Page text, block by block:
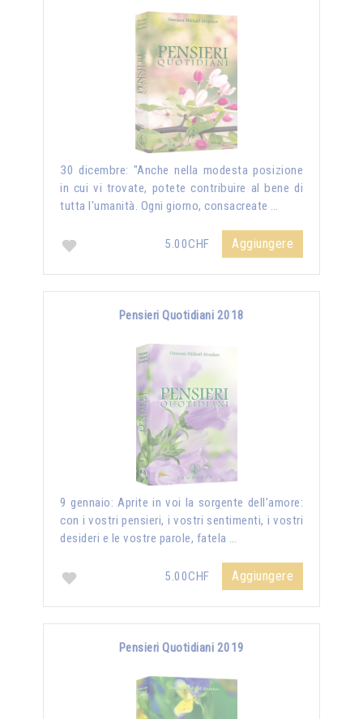
30 dicembre: "Anche nella modesta posizione
in cui vi trovate, potete contribuire al bene di
tutta l'umanità. Ogni giorno, consacreate …
5.00CHF Aggiungere
Pensieri Quotidiani 2018
9 gennaio: Aprite in voi la sorgente dell’amore:
con i vostri pensieri, i vostri sentimenti, i vostri
desideri e le vostre parole, fatela …
5.00CHF Aggiungere
Pensieri Quotidiani 2019